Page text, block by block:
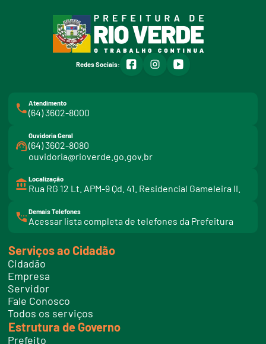
Redes Sociais: facebookinstagramyoutube
Atendimento
(64) 3602-8000
Ouvidoria Geral
(64) 3602-8080
ouvidoria@rioverde.go.gov.br
Localização
Rua RG 12 Lt. APM-9 Qd. 41. Residencial Gameleira II.
Demais Telefones
Acessar lista completa de telefones da Prefeitura
i
t
e
l
f
o
e
s
Serviços ao Cidadão
Cidadão
Empresa
Servidor
Fale Conosco
Todos os serviços
Estrutura de Governo
Prefeito